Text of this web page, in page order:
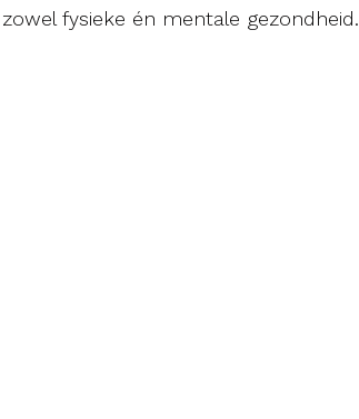
fysieke én mentale gezondheid.